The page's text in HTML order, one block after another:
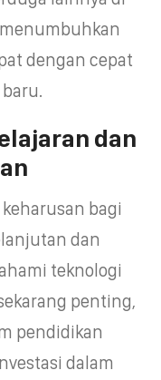
dengan cepat
dan
bagi
dan
teknologi
penting,
pendidikan
dalam